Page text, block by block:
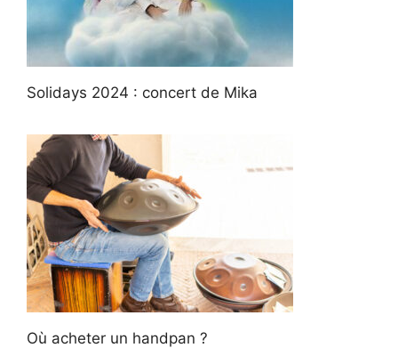
Solidays 2024 : concert de Mika
Où acheter un handpan ?